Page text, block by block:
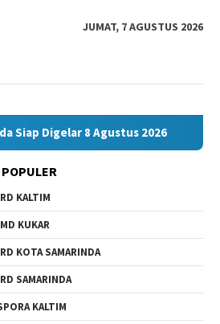
JUMAT, 7 AGUSTUS 2026
8 Agustus 2026 Bawaslu
KALTIM
KUKAR
KOTA SAMARINDA
SAMARINDA
KALTIM